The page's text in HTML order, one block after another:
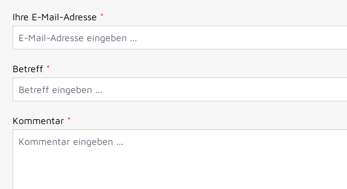
Ihre E-Mail-Adresse *
Betreff *
Kommentar *